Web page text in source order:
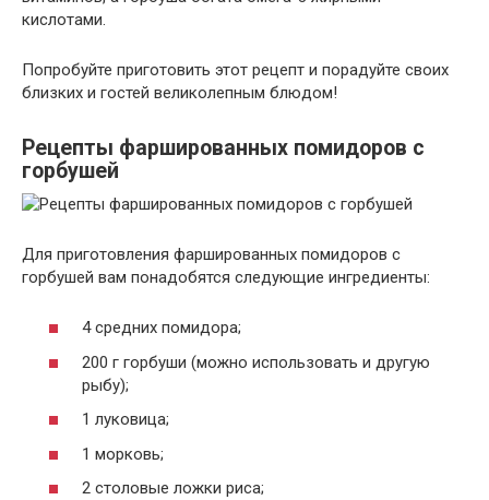
кислотами.
Попробуйте приготовить этот рецепт и порадуйте своих
близких и гостей великолепным блюдом!
Рецепты фаршированных помидоров с
горбушей
Для приготовления фаршированных помидоров с
горбушей вам понадобятся следующие ингредиенты:
4 средних помидора;
200 г горбуши (можно использовать и другую
рыбу);
1 луковица;
1 морковь;
2 столовые ложки риса;